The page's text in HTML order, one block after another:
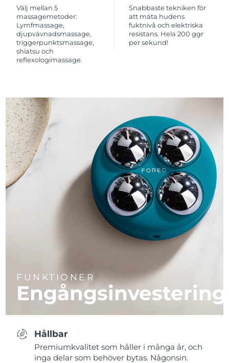
Välj mellan 5
massagemetoder:
Lymfmassage,
djupvävnadsmassage,
triggerpunktsmassage,
shiatsu och
reflexologimassage.
Snabbaste tekniken för
att mäta hudens
fuktnivå och elektriska
resistans. Hela 200 ggr
per sekund!
FUNKTIONER
Engångsinvestering
Hållbar
Premiumkvalitet som håller i många år, och
inga delar som behöver bytas. Någonsin.